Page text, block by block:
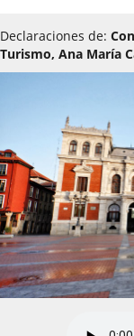
Declaraciones de:
Turismo, Ana María